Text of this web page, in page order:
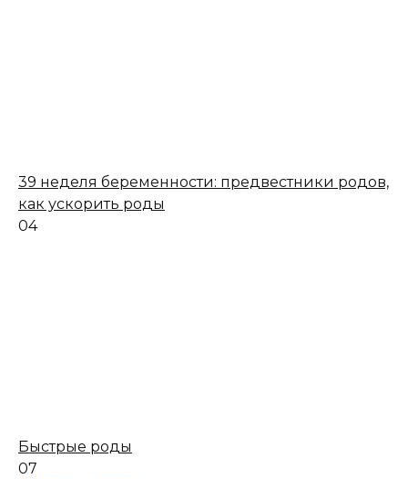
39 неделя беременности: предвестники родов,
как ускорить роды
04
Быстрые роды
07